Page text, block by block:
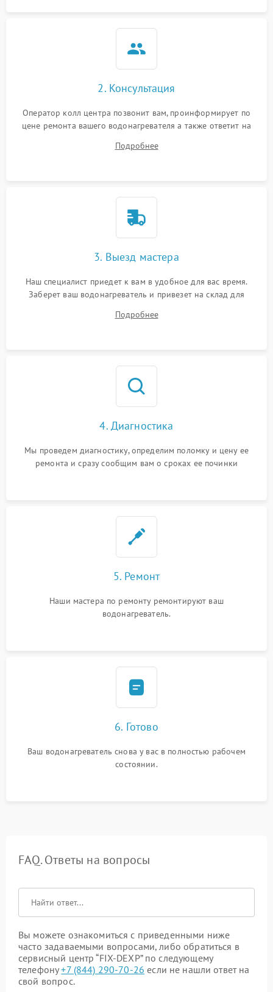
2. Консультация
Оператор колл центра позвонит вам, проинформирует по
цене ремонта вашего водонагревателя а также ответит на
Подробнее
3. Выезд мастера
Наш специалист приедет к вам в удобное для вас время.
Заберет ваш водонагреватель и привезет на склад для
Подробнее
4. Диагностика
Мы проведем диагностику, определим поломку и цену ее
ремонта и сразу сообщим вам о сроках ее починки
5. Ремонт
Наши мастера по ремонту ремонтируют ваш
водонагреватель.
6. Готово
Ваш водонагреватель снова у вас в полностью рабочем
состоянии.
FAQ. Ответы на вопросы
Вы можете ознакомиться с приведенными ниже
часто задаваемыми вопросами, либо обратиться в
сервисный центр “FIX-DEXP” по следующему
телефону+7 (844) 290-70-26 если не нашли ответ на
свой вопрос.